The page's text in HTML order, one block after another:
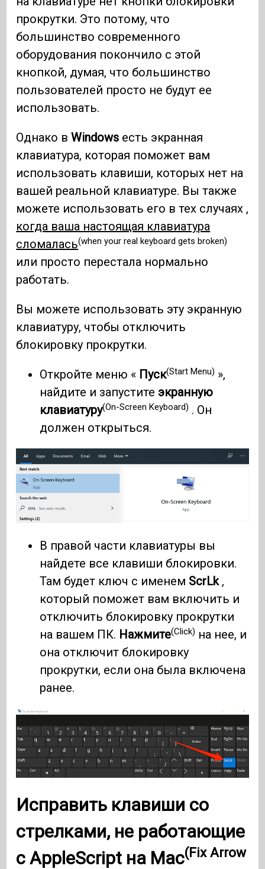
прокрутки. Это потому, что
большинство современного
оборудования покончило с этой
кнопкой, думая, что большинство
пользователей просто не будут ее
использовать.
Однако вWindows есть экранная
клавиатура, которая поможет вам
использовать клавиши, которых нет на
вашей реальной клавиатуре. Вы также
можете использовать его в тех случаях ,
когда ваша настоящая клавиатура
сломалась(when your real keyboard gets broken)
или просто перестала нормально
работать.
Вы можете использовать эту экранную
клавиатуру, чтобы отключить
блокировку прокрутки.
Откройте меню « Пуск(Start Menu) »,
найдите и запустите экранную
клавиатуру(On-Screen Keyboard) . Он
должен открыться.
В правой части клавиатуры вы
найдете все клавиши блокировки.
Там будет ключ с именем ScrLk,
который поможет вам включить и
отключить блокировку прокрутки
на вашем ПК. Нажмите(Click) на нее, и
она отключит блокировку
прокрутки, если она была включена
ранее.
Исправить клавиши со
стрелками, не работающие
с AppleScript на Mac(Fix Arrow